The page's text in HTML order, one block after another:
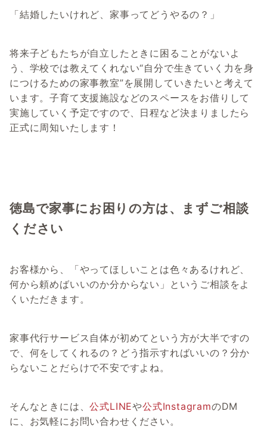
「結婚したいけれど、家事ってどうやるの？」
将来子どもたちが自立したときに困ることがないよ
う、学校では教えてくれない“自分で生きていく力を身
につけるための家事教室”を展開していきたいと考えて
います。子育て支援施設などのスペースをお借りして
実施していく予定ですので、日程など決まりましたら
正式に周知いたします！
徳島で家事にお困りの方は、まずご相談
ください
お客様から、「やってほしいことは色々あるけれど、
何から頼めばいいのか分からない」というご相談をよ
くいただきます。
家事代行サービス自体が初めてという方が大半ですの
で、何をしてくれるの？どう指示すればいいの？分か
らないことだらけで不安ですよね。
そんなときには、公式LINEや公式InstagramのDM
に、お気軽にお問い合わせください。